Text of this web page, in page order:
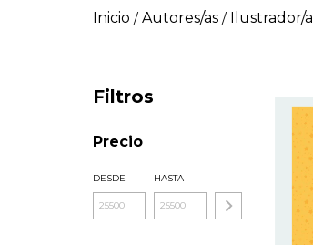
Inicio / Autores/as / Ilustrador/a
Filtros
Precio
DESDE HASTA